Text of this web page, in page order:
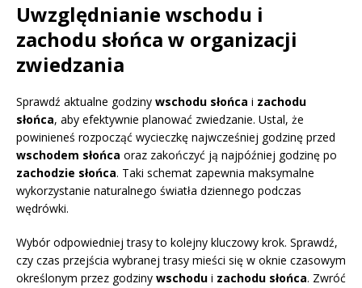
Uwzględnianie wschodu i
zachodu słońca w organizacji
zwiedzania
Sprawdź aktualne godziny wschodu słońca i zachodu
słońca, aby efektywnie planować zwiedzanie. Ustal, że
powinieneś rozpocząć wycieczkę najwcześniej godzinę przed
wschodem słońca oraz zakończyć ją najpóźniej godzinę po
zachodzie słońca. Taki schemat zapewnia maksymalne
wykorzystanie naturalnego światła dziennego podczas
wędrówki.
Wybór odpowiedniej trasy to kolejny kluczowy krok. Sprawdź,
czy czas przejścia wybranej trasy mieści się w oknie czasowym
określonym przez godziny wschodu i zachodu słońca. Zwróć